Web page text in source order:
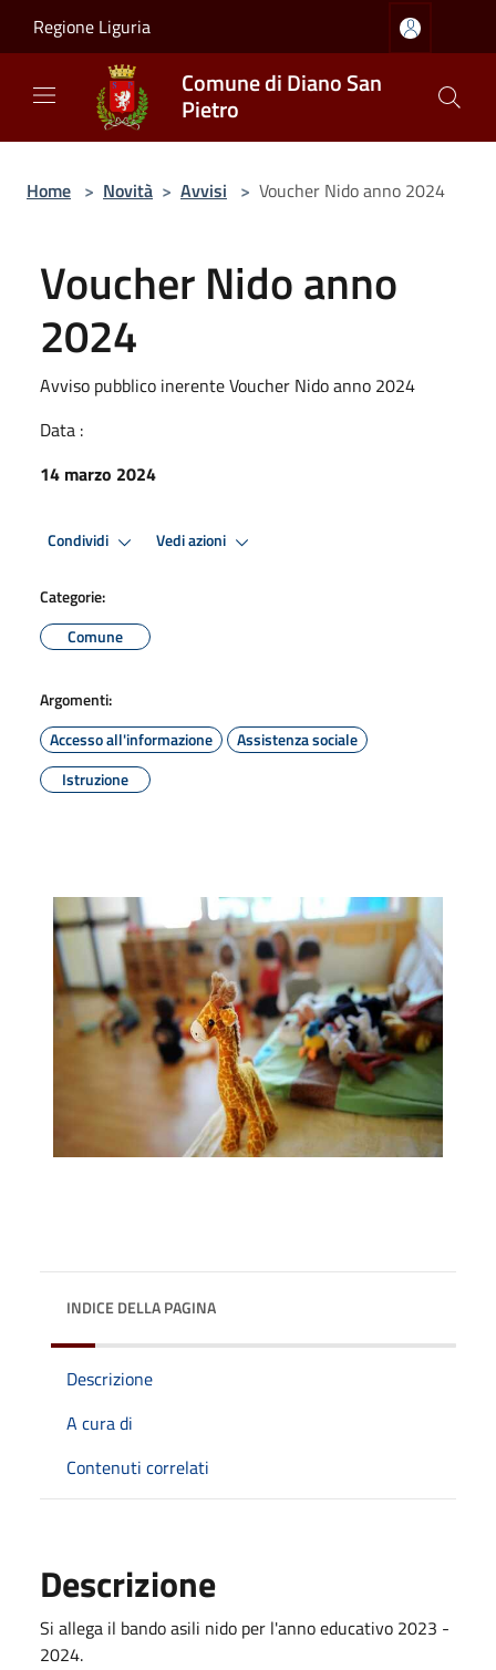
Regione Liguria
Comune di Diano San
Pietro
Home > Novità > Avvisi > Voucher Nido anno 2024
Voucher Nido anno
2024
Avviso pubblico inerente Voucher Nido anno 2024
Data :
14 marzo 2024
Condividi Vedi azioni
Categorie:
Comune
Argomenti:
Accesso all'informazione
Assistenza sociale
Istruzione
INDICE DELLA PAGINA
Descrizione
A cura di
Contenuti correlati
Descrizione
Si allega il bando asili nido per l'anno educativo 2023 -
2024.